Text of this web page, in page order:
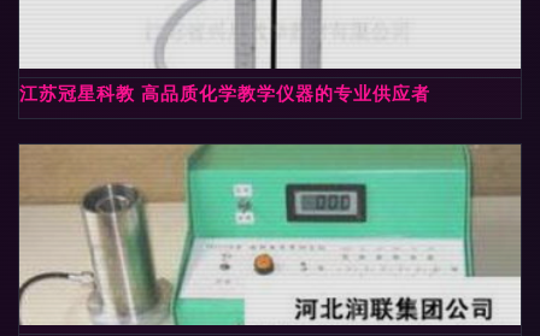
江苏冠星科教 高品质化学教学仪器的专业供应者